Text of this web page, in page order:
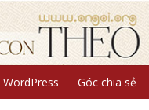
WordPress Góc chia sẻ